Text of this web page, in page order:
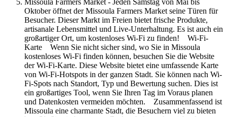
Missoula Farmers Market - Jeden Samstag von Mai bis
Oktober öffnet der Missoula Farmers Market seine Türen für
Besucher. Dieser Markt im Freien bietet frische Produkte,
artisanale Lebensmittel und Live-Unterhaltung. Es ist auch ein
großartiger Ort, um kostenloses Wi-Fi zu finden! Wi-Fi-
Karte Wenn Sie nicht sicher sind, wo Sie in Missoula
kostenloses Wi-Fi finden können, besuchen Sie die Website
der Wi-Fi-Karte. Diese Website bietet eine umfassende Karte
von Wi-Fi-Hotspots in der ganzen Stadt. Sie können nach Wi-
Fi-Spots nach Standort, Typ und Bewertung suchen. Dies ist
ein großartiges Tool, wenn Sie Ihren Tag im Voraus planen
und Datenkosten vermeiden möchten. Zusammenfassend ist
Missoula eine charmante Stadt, die Besuchern viel zu bieten